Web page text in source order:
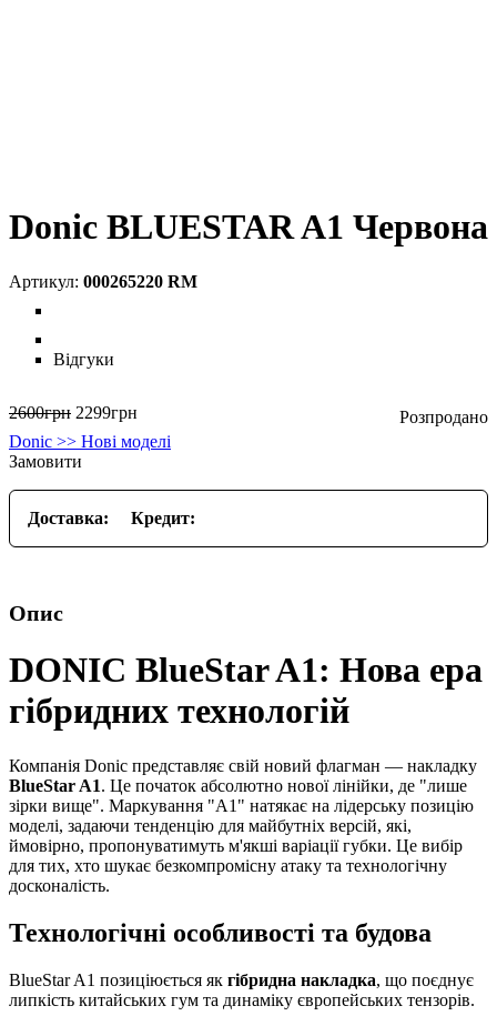
Donic BLUESTAR A1 Червона
000265220 RM
Відгуки
2600грн 2299грн
Donic >> Нові моделі
Замовити
Доставка: Кредит:
Опис
DONIC BlueStar A1: Нова ера
гібридних технологій
Компанія Donic представляє свій новий флагман — накладку
BlueStar A1. Це початок абсолютно нової лінійки, де "лише
зірки вище". Маркування "A1" натякає на лідерську позицію
моделі, задаючи тенденцію для майбутніх версій, які,
ймовірно, пропонуватимуть м'якші варіації губки. Це вибір
для тих, хто шукає безкомпромісну атаку та технологічну
досконалість.
Технологічні особливості та будова
BlueStar A1 позиціюється як гібридна накладка, що поєднує
липкість китайських гум та динаміку європейських тензорів.